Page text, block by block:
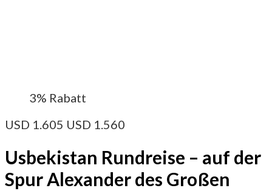
3% Rabatt
USD 1.605 USD 1.560
Usbekistan Rundreise – auf der
Spur Alexander des Großen